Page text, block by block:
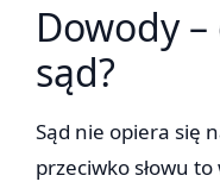
Dowody
sąd?
Sąd nie opiera się
przeciwko słowu